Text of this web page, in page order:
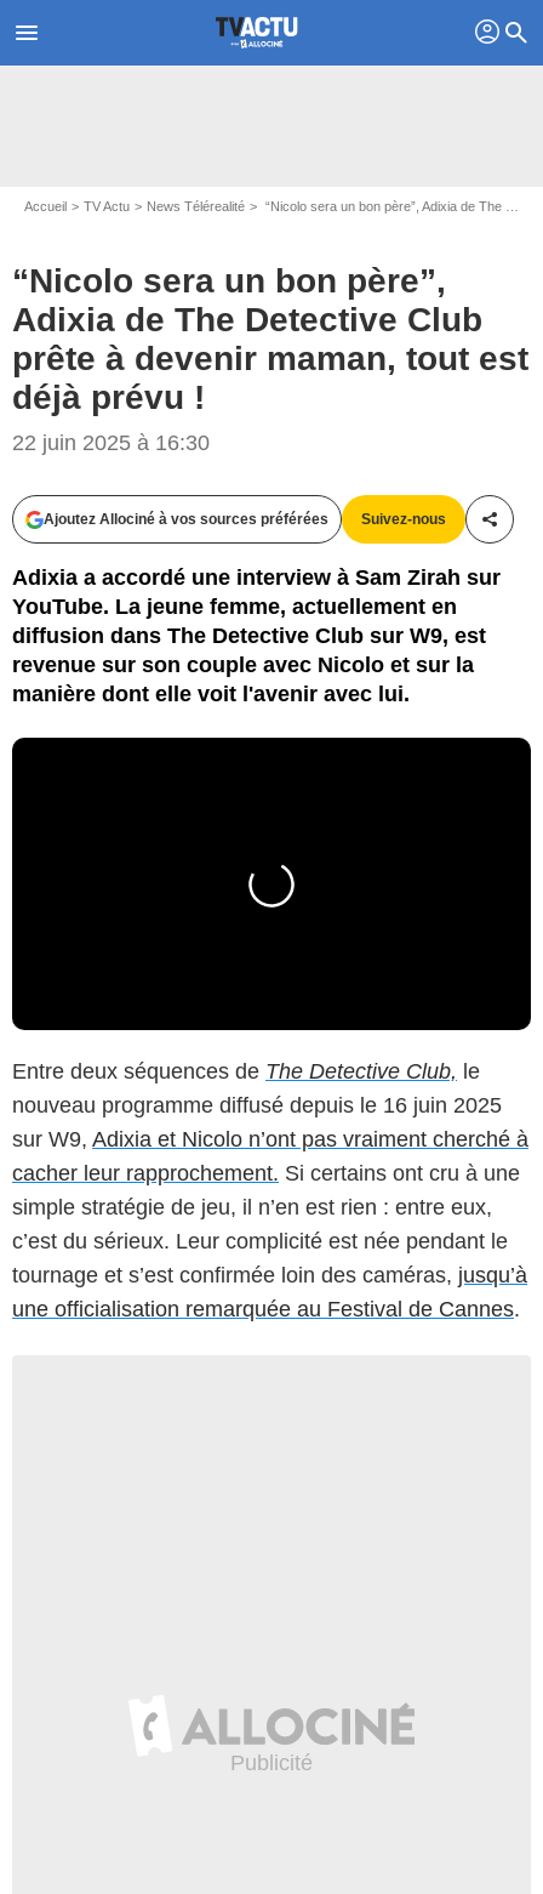
menu profil search
Accueil TV Actu News Télérealité “Nicolo sera un bon père”, Adixia de The Detective Club prête à devenir maman, tout est déjà prévu !
“Nicolo sera un bon père”,
Adixia de The Detective Club
prête à devenir maman, tout est
déjà prévu !
22 juin 2025 à 16:30
Ajoutez Allociné à vos sources préférées Suivez-nous
Adixia a accordé une interview à Sam Zirah sur
YouTube. La jeune femme, actuellement en
diffusion dans The Detective Club sur W9, est
revenue sur son couple avec Nicolo et sur la
manière dont elle voit l'avenir avec lui.
Entre deux séquences de The Detective Club, le
nouveau programme diffusé depuis le 16 juin 2025
sur W9, Adixia et Nicolo n’ont pas vraiment cherché à
cacher leur rapprochement. Si certains ont cru à une
simple stratégie de jeu, il n’en est rien : entre eux,
c’est du sérieux. Leur complicité est née pendant le
tournage et s’est confirmée loin des caméras, jusqu’à
une officialisation remarquée au Festival de Cannes.